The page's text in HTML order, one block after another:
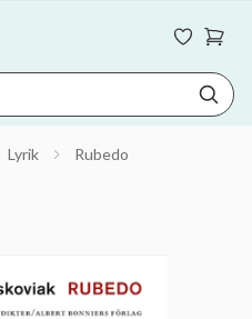
Lyrik Rubedo